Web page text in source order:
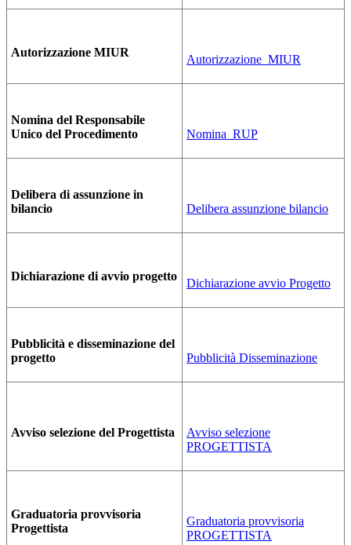
Autorizzazione MIUR
Autorizzazione_MIUR
Nomina del Responsabile
Unico del Procedimento
Nomina_RUP
Delibera di assunzione in
bilancio
Delibera assunzione bilancio
Dichiarazione di avvio progetto
Dichiarazione avvio Progetto
Pubblicità e disseminazione del
progetto
Pubblicità Disseminazione
Avviso selezione del Progettista
Avviso selezione
PROGETTISTA
Graduatoria provvisoria
Progettista
Graduatoria provvisoria
PROGETTISTA